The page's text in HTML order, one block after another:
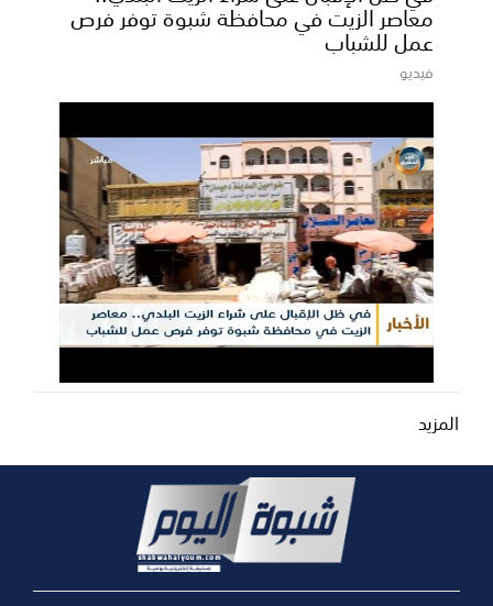
معاصر الزيت في محافظة شبوة توفر فرص
عمل للشباب
فيديو
المزيد